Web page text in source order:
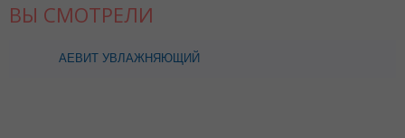
ВЫ СМОТРЕЛИ
АЕВИТ УВЛАЖНЯЮЩИЙ